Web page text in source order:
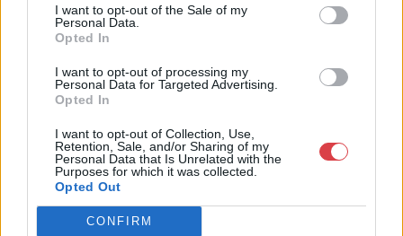
I want to opt-out of the Sale of my
Personal Data.
Opted In
I want to opt-out of processing my
Personal Data for Targeted Advertising.
Opted In
I want to opt-out of Collection, Use,
Retention, Sale, and/or Sharing of my
Personal Data that Is Unrelated with the
Purposes for which it was collected.
Opted Out
CONFIRM
Eladó:Biksady Galéria
1055, Budapest, Falk Miksa u.
24-26.
9307
Weboldal:
GALÉRIA TOVÁBBI MŰTÁRGYAI